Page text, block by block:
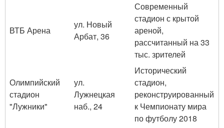
ВТБ Арена
ул. Новый
Арбат, 36
Современный
стадион с крытой
ареной,
рассчитанный на 33
тыс. зрителей
Олимпийский
стадион
"Лужники"
ул.
Лужнецкая
наб., 24
Исторический
стадион,
реконструированный
к Чемпионату мира
по футболу 2018